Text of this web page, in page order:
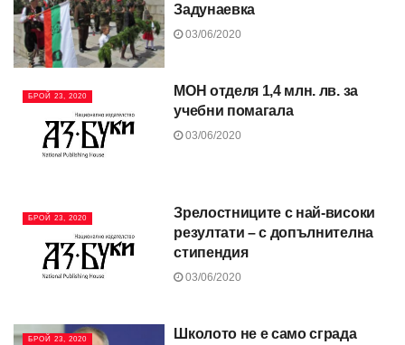
Задунаевка
03/06/2020
БРОЙ 23, 2020
МОН отделя 1,4 млн. лв. за
учебни помагала
03/06/2020
БРОЙ 23, 2020
Зрелостниците с най-високи
резултати – с допълнителна
стипендия
03/06/2020
БРОЙ 23, 2020 Школото не е само сграда